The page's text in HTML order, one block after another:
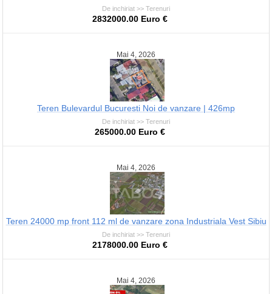
De inchiriat >> Terenuri
2832000.00 Euro €
Mai 4, 2026
Teren Bulevardul Bucuresti Noi de vanzare | 426mp
De inchiriat >> Terenuri
265000.00 Euro €
Mai 4, 2026
Teren 24000 mp front 112 ml de vanzare zona Industriala Vest Sibiu
De inchiriat >> Terenuri
2178000.00 Euro €
Mai 4, 2026